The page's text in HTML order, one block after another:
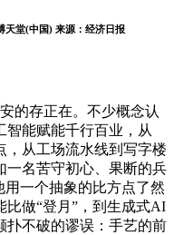
天堂(中国) 来源： 经济日报
存正在。不少概念认
智能赋能千行百业，从
，从工场流水线到写字楼
一名苦守初心、果断的兵
用一个抽象的比方点了然
比做“登月”，到生成式AI
扑不破的谬误：手艺的前